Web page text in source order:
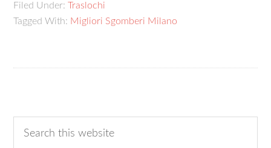
Filed Under:Traslochi
Tagged With: Migliori Sgomberi Milano